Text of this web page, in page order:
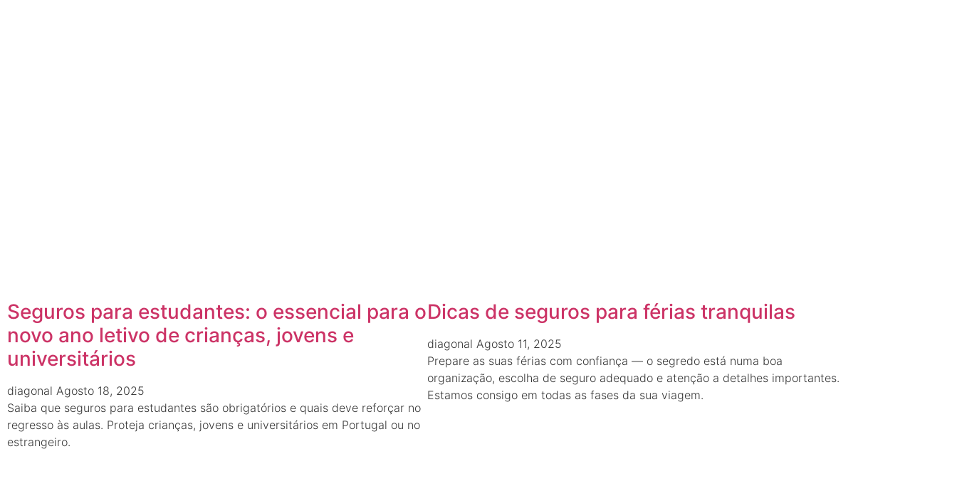
Seguros para estudantes: o essencial para o
novo ano letivo de crianças, jovens e
universitários
diagonal Agosto 18, 2025
Saiba que seguros para estudantes são obrigatórios e quais deve reforçar no
regresso às aulas. Proteja crianças, jovens e universitários em Portugal ou no
estrangeiro.
Dicas de seguros para férias tranquilas
diagonal Agosto 11, 2025
Prepare as suas férias com confiança — o segredo está numa boa
organização, escolha de seguro adequado e atenção a detalhes importantes.
Estamos consigo em todas as fases da sua viagem.